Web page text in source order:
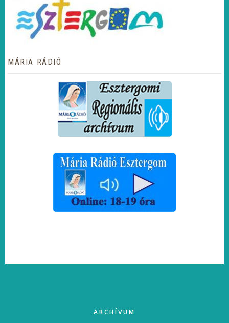
MÁRIA RÁDIÓ
ARCHÍVUM